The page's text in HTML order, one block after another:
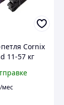
Cornix
11-57 кг
3 шт XR-
цена с
по
/мес